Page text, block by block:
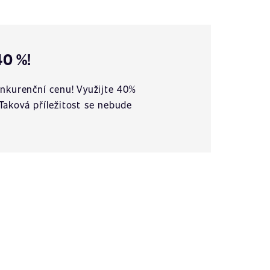
%!
cenu! Využijte 40%
příležitost se nebude